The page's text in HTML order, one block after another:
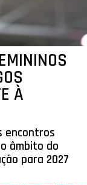
À
encontros
âmbito do
para 2027